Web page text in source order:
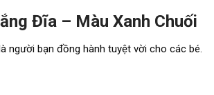
Đĩa – Màu Xanh Chuối
người bạn đồng hành tuyệt vời cho các bé.